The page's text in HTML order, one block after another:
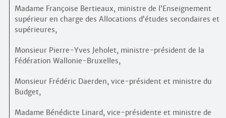
Madame Françoise Bertieaux, ministre de l’Enseignement
supérieur en charge des Allocations d’études secondaires et
supérieures,
Monsieur Pierre-Yves Jeholet, ministre-président de la
Fédération Wallonie-Bruxelles,
Monsieur Frédéric Daerden, vice-président et ministre du
Budget,
Madame Bénédicte Linard, vice-présidente et ministre de